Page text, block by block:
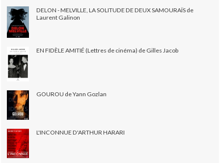
DELON - MELVILLE, LA SOLITUDE DE DEUX SAMOURAÏS de
Laurent Galinon
EN FIDÈLE AMITIÉ (Lettres de cinéma) de Gilles Jacob
GOUROU de Yann Gozlan
L'INCONNUE D'ARTHUR HARARI